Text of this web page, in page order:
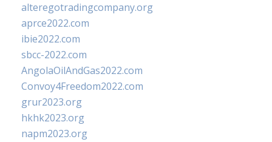
alteregotradingcompany.org
aprce2022.com
ibie2022.com
sbcc-2022.com
AngolaOilAndGas2022.com
Convoy4Freedom2022.com
grur2023.org
hkhk2023.org
napm2023.org